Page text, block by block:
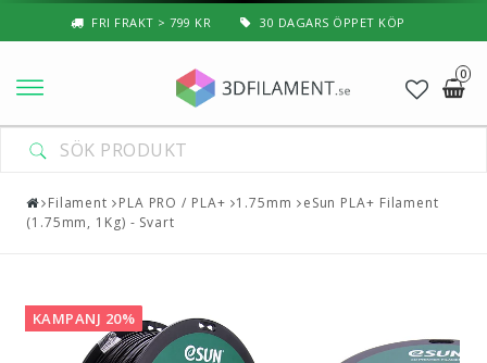
FRI FRAKT > 799 KR 30 DAGARS ÖPPET KÖP
0
Nyheter & Populärt
Filament
3D-Skrivare — Tillbehör
Filament PLA PRO / PLA+ 1.75mm
eSun PLA+ Filament
(1.75mm, 1Kg) - Svart
KAMPANJ 20%